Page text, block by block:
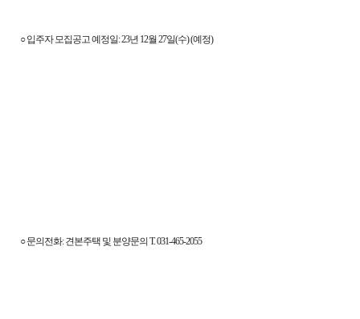
○ 입주자 모집공고 예정일: 23년 12월 27일(수) (예정)
○ 문의전화:견본주택 및 분양문의 T. 031-465-2055